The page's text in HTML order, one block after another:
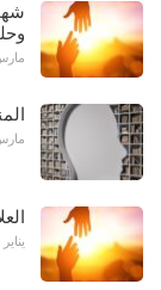
مارس 24,
مارس 5,
يناير 29, 2023